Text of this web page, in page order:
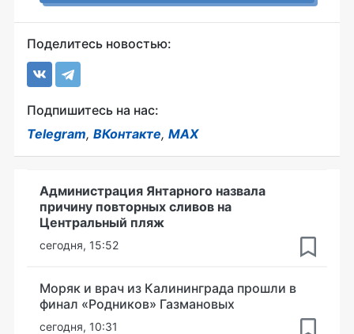
Поделитесь новостью:
Подпишитесь на нас:
Telegram, ВКонтакте, MAX
Администрация Янтарного назвала
причину повторных сливов на
Центральный пляж
сегодня, 15:52
Моряк и врач из Калининграда прошли в
финал «Родников» Газмановых
сегодня, 10:31